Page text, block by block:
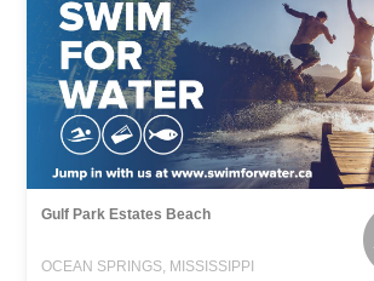
Gulf Park Estates Beach
OCEAN SPRINGS, MISSISSIPPI